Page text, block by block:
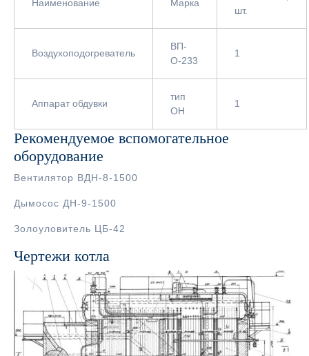
Наименование Марка
шт.
Воздухоподогреватель
ВП-
О-233
1
Аппарат обдувки
тип
ОН
1
Рекомендуемое вспомогательное
оборудование
Вентилятор ВДН-8-1500
Дымосос ДН-9-1500
Золоуловитель ЦБ-42
Чертежи котла